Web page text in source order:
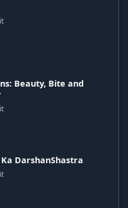
Beauty, Bite and
DarshanShastra